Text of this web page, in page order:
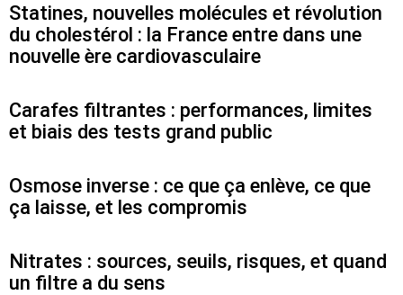
Statines, nouvelles molécules et révolution
du cholestérol : la France entre dans une
nouvelle ère cardiovasculaire
Carafes filtrantes : performances, limites
et biais des tests grand public
Osmose inverse : ce que ça enlève, ce que
ça laisse, et les compromis
Nitrates : sources, seuils, risques, et quand
un filtre a du sens